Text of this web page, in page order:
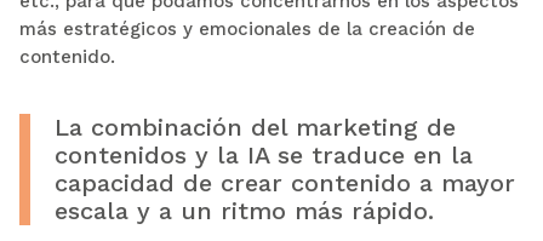
más estratégicos y emocionales de la creación de
contenido.
La combinación del marketing de
contenidos y la IA se traduce en la
capacidad de crear contenido a mayor
escala y a un ritmo más rápido.